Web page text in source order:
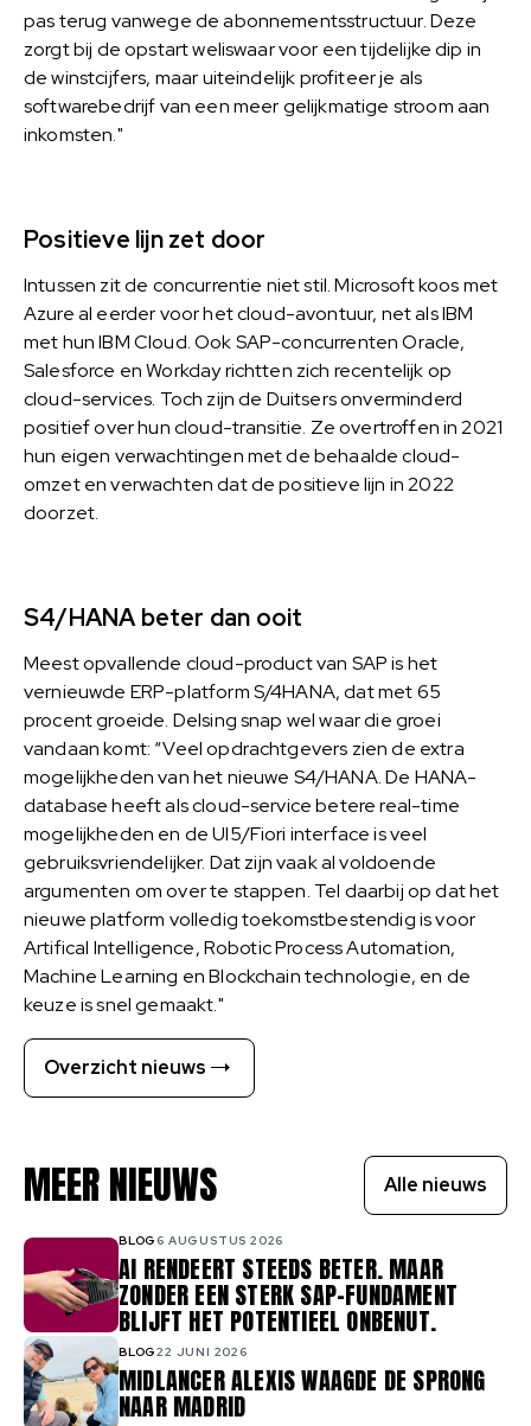
pas terug vanwege de abonnementsstructuur. Deze
zorgt bij de opstart weliswaar voor een tijdelijke dip in
de winstcijfers, maar uiteindelijk profiteer je als
softwarebedrijf van een meer gelijkmatige stroom aan
inkomsten."
Positieve lijn zet door
Intussen zit de concurrentie niet stil. Microsoft koos met
Azure al eerder voor het cloud-avontuur, net als IBM
met hun IBM Cloud. Ook SAP-concurrenten Oracle,
Salesforce en Workday richtten zich recentelijk op
cloud-services. Toch zijn de Duitsers onverminderd
positief over hun cloud-transitie. Ze overtroffen in 2021
hun eigen verwachtingen met de behaalde cloud-
omzet en verwachten dat de positieve lijn in 2022
doorzet.
S4/HANA beter dan ooit
Meest opvallende cloud-product van SAP is het
vernieuwde ERP-platform S/4HANA, dat met 65
procent groeide. Delsing snap wel waar die groei
vandaan komt: “Veel opdrachtgevers zien de extra
mogelijkheden van het nieuwe S4/HANA. De HANA-
database heeft als cloud-service betere real-time
mogelijkheden en de UI5/Fiori interface is veel
gebruiksvriendelijker. Dat zijn vaak al voldoende
argumenten om over te stappen. Tel daarbij op dat het
nieuwe platform volledig toekomstbestendig is voor
Artifical Intelligence, Robotic Process Automation,
Machine Learning en Blockchain technologie, en de
keuze is snel gemaakt."
Overzicht nieuws
MEER NIEUWS Alle nieuws
AI RENDEERT STEEDS BETER. MAAR
ZONDER EEN STERK SAP-FUNDAMENT
BLIJFT HET POTENTIEEL ONBENUT.
BLOG6 AUGUSTUS 2026
MIDLANCER ALEXIS WAAGDE DE SPRONG
NAAR MADRID
BLOG22 JUNI 2026